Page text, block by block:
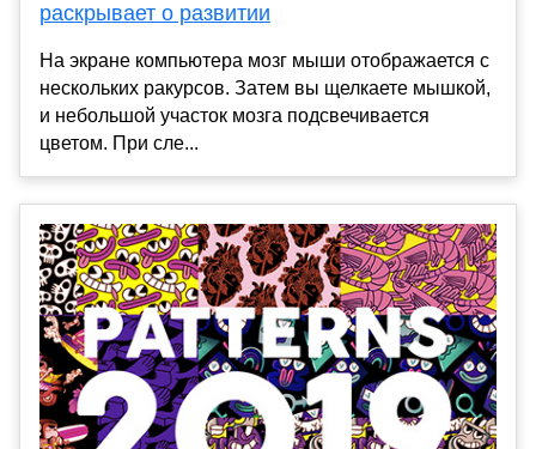
раскрывает о развитии
На экране компьютера мозг мыши отображается с
нескольких ракурсов. Затем вы щелкаете мышкой,
и небольшой участок мозга подсвечивается
цветом. При сле...